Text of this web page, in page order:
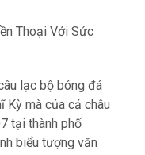
Thoại Với Sức
lạc bộ bóng đá
Kỳ mà của cả châu
tại thành phố
biểu tượng văn